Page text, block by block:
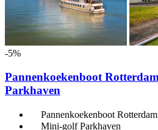
-5%
Pannenkoekenboot
Parkhaven
Pannenkoekenboot Rotterdam
Mini-golf Parkhaven